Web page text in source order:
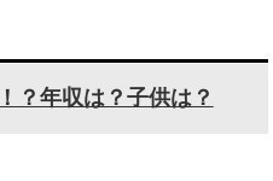
？年収は？子供は？